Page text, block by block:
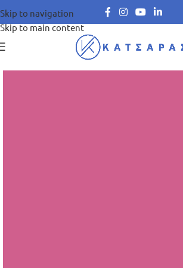
Skip to navigation
Skip to main content